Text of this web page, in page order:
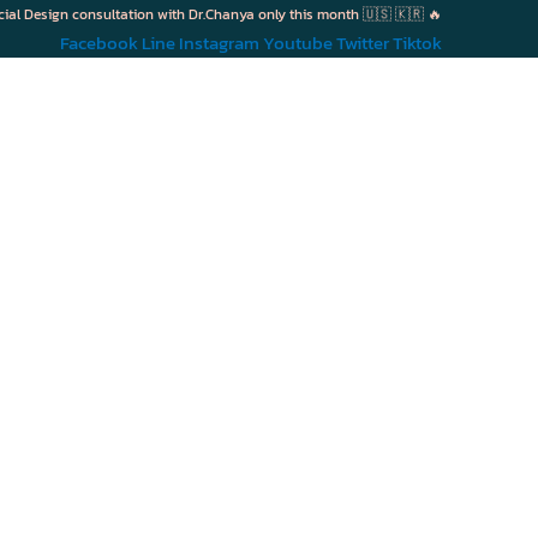
Design consultation with Dr.Chanya only this month 🇺🇸 🇰🇷 🔥
FacebookLineInstagram YoutubeTwitterTiktok